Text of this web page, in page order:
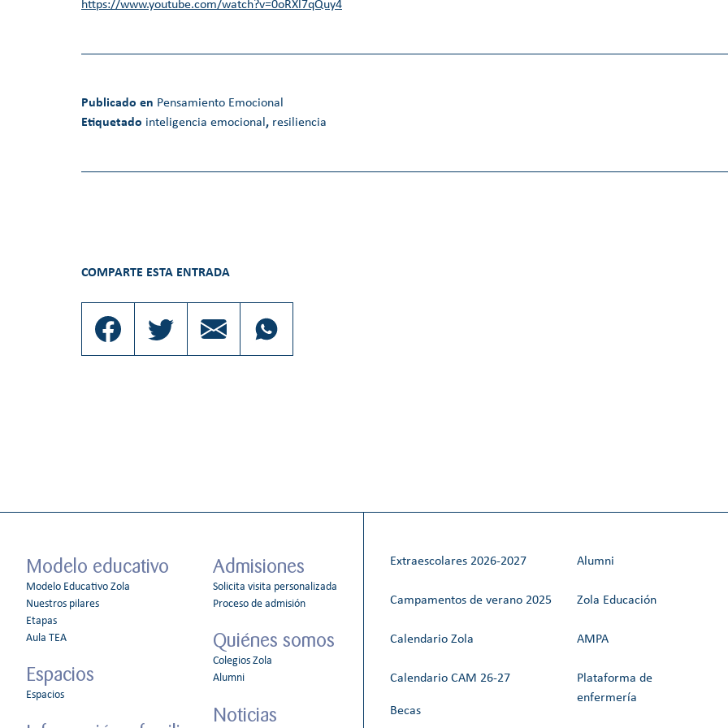
https://www.youtube.com/watch?v=0oRXl7qQuy4
Publicado en Pensamiento Emocional
Etiquetado inteligencia emocional , resiliencia
COMPARTE ESTA ENTRADA
Modelo educativo
Modelo Educativo Zola
Nuestros pilares
Etapas
Aula TEA
Espacios
Espacios
Admisiones
Solicita visita personalizada
Proceso de admisión
Quiénes somos
Colegios Zola
Alumni
Noticias
Extraescolares 2026-2027
Campamentos de verano 2025
Calendario Zola
Calendario CAM 26-27
Becas
Alumni
Zola Educación
AMPA
Plataforma de
enfermería